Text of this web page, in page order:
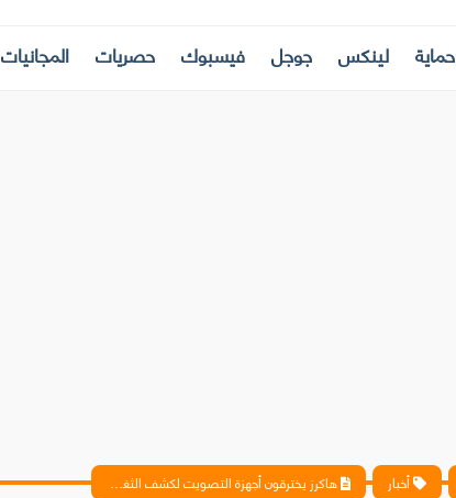
حماية لينكس جوجل فيسبوك حصريات المجانيات
أخبار هاكرز يخترقون أجهزة التصويت لكشف الثغرات التي يمكن استخدامها للتأثير على نتائج الانتخابات الأمريكية